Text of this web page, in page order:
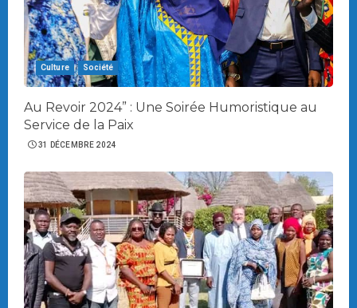
Culture Société
Au Revoir 2024” : Une Soirée Humoristique au
Service de la Paix
31 DÉCEMBRE 2024